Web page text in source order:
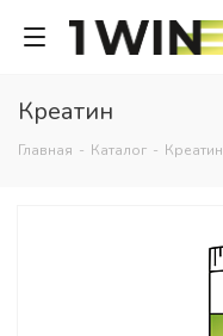
Креатин
Главная - Каталог - Креатин